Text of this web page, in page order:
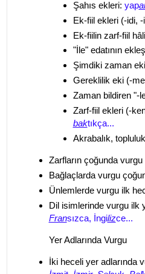
Şahıs ekleri: yap
Ek-fiil ekleri (-idi,
Ek-fiilin zarf-fiil
"İle" edatının
Şimdiki zaman
Gereklilik eki (-
Zaman bildiren "-
Zarf-fiil ekleri (-
baktıkça...
Akrabalık,
Zarfların çoğunda
Bağlaçlarda vurgu
Ünlemlerde vurgu ilk
Dil isimlerinde vurgu ilk
Fransızca, İngilizce...
Yer Adlarında Vurgu
İki heceli yer adlarında